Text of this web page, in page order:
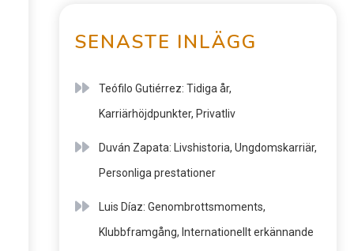
SENASTE INLÄGG
Teófilo Gutiérrez: Tidiga år,
Karriärhöjdpunkter, Privatliv
Duván Zapata: Livshistoria, Ungdomskarriär,
Personliga prestationer
Luis Díaz: Genombrottsmoments,
Klubbframgång, Internationellt erkännande